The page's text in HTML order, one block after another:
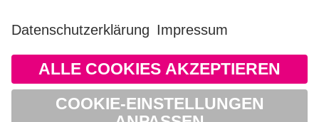
Barrierefreiheit